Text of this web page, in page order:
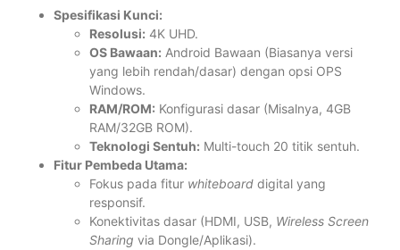
Spesifikasi Kunci:
Resolusi: 4K UHD.
OS Bawaan: Android Bawaan (Biasanya versi
yang lebih rendah/dasar) dengan opsi OPS
Windows.
RAM/ROM: Konfigurasi dasar (Misalnya, 4GB
RAM/32GB ROM).
Teknologi Sentuh: Multi-touch 20 titik sentuh.
Fitur Pembeda Utama:
Fokus pada fitur whiteboard digital yang
responsif.
Konektivitas dasar (HDMI, USB, Wireless Screen
Sharing via Dongle/Aplikasi).